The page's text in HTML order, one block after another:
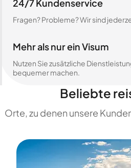
24/7 Kundenservice
Fragen? Probleme? Wir sind
Mehr als nur ein Visum
Nutzen Sie zusätzliche
bequemer machen.
Beliebte
Orte, zu denen unsere